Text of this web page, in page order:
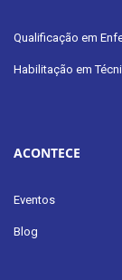
Qualificação em
Habilitação em
ACONTECE
Eventos
Blog